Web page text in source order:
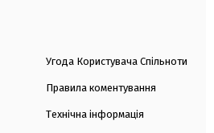
Угода Користувача Спільноти
Правила коментування
Технічна інформація